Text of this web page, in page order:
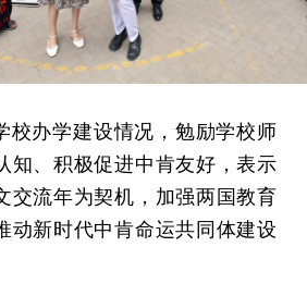
校办学建设情况，勉励学校师
知、积极促进中肯友好，表示
交流年为契机，加强两国教育
动新时代中肯命运共同体建设